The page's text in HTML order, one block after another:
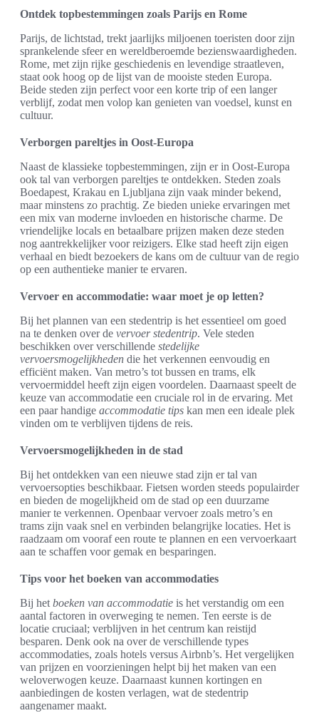
Ontdek topbestemmingen zoals Parijs en Rome
Parijs, de lichtstad, trekt jaarlijks miljoenen toeristen door zijn
sprankelende sfeer en wereldberoemde bezienswaardigheden.
Rome, met zijn rijke geschiedenis en levendige straatleven,
staat ook hoog op de lijst van de mooiste steden Europa.
Beide steden zijn perfect voor een korte trip of een langer
verblijf, zodat men volop kan genieten van voedsel, kunst en
cultuur.
Verborgen pareltjes in Oost-Europa
Naast de klassieke topbestemmingen, zijn er in Oost-Europa
ook tal van verborgen pareltjes te ontdekken. Steden zoals
Boedapest, Krakau en Ljubljana zijn vaak minder bekend,
maar minstens zo prachtig. Ze bieden unieke ervaringen met
een mix van moderne invloeden en historische charme. De
vriendelijke locals en betaalbare prijzen maken deze steden
nog aantrekkelijker voor reizigers. Elke stad heeft zijn eigen
verhaal en biedt bezoekers de kans om de cultuur van de regio
op een authentieke manier te ervaren.
Vervoer en accommodatie: waar moet je op letten?
Bij het plannen van een stedentrip is het essentieel om goed
na te denken over de vervoer stedentrip. Vele steden
beschikken over verschillende stedelijke
vervoersmogelijkheden die het verkennen eenvoudig en
efficiënt maken. Van metro’s tot bussen en trams, elk
vervoermiddel heeft zijn eigen voordelen. Daarnaast speelt de
keuze van accommodatie een cruciale rol in de ervaring. Met
een paar handige accommodatie tips kan men een ideale plek
vinden om te verblijven tijdens de reis.
Vervoersmogelijkheden in de stad
Bij het ontdekken van een nieuwe stad zijn er tal van
vervoersopties beschikbaar. Fietsen worden steeds populairder
en bieden de mogelijkheid om de stad op een duurzame
manier te verkennen. Openbaar vervoer zoals metro’s en
trams zijn vaak snel en verbinden belangrijke locaties. Het is
raadzaam om vooraf een route te plannen en een vervoerkaart
aan te schaffen voor gemak en besparingen.
Tips voor het boeken van accommodaties
Bij het boeken van accommodatie is het verstandig om een
aantal factoren in overweging te nemen. Ten eerste is de
locatie cruciaal; verblijven in het centrum kan reistijd
besparen. Denk ook na over de verschillende types
accommodaties, zoals hotels versus Airbnb’s. Het vergelijken
van prijzen en voorzieningen helpt bij het maken van een
weloverwogen keuze. Daarnaast kunnen kortingen en
aanbiedingen de kosten verlagen, wat de stedentrip
aangenamer maakt.